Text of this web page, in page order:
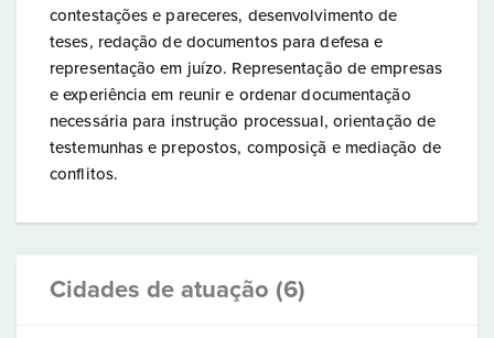
contestações e pareceres, desenvolvimento de
teses, redação de documentos para defesa e
representação em juízo. Representação de empresas
e experiência em reunir e ordenar documentação
necessária para instrução processual, orientação de
testemunhas e prepostos, composiçã e mediação de
conflitos.
Cidades de atuação (6)